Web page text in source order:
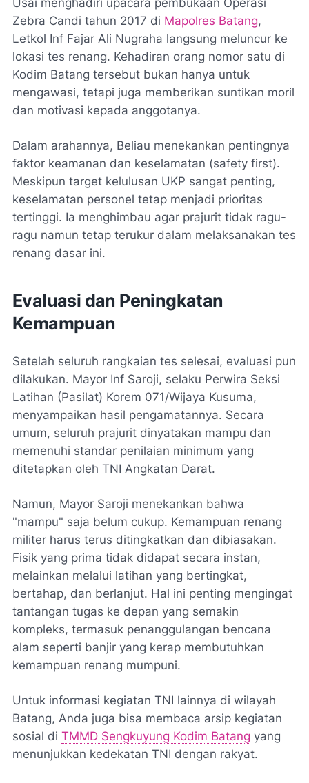
Zebra Candi tahun 2017 di Mapolres Batang,
Letkol Inf Fajar Ali Nugraha langsung meluncur ke
lokasi tes renang. Kehadiran orang nomor satu di
Kodim Batang tersebut bukan hanya untuk
mengawasi, tetapi juga memberikan suntikan moril
dan motivasi kepada anggotanya.
Dalam arahannya, Beliau menekankan pentingnya
faktor keamanan dan keselamatan (safety first).
Meskipun target kelulusan UKP sangat penting,
keselamatan personel tetap menjadi prioritas
tertinggi. Ia menghimbau agar prajurit tidak ragu-
ragu namun tetap terukur dalam melaksanakan tes
renang dasar ini.
Evaluasi dan Peningkatan
Kemampuan
Setelah seluruh rangkaian tes selesai, evaluasi pun
dilakukan. Mayor Inf Saroji, selaku Perwira Seksi
Latihan (Pasilat) Korem 071/Wijaya Kusuma,
menyampaikan hasil pengamatannya. Secara
umum, seluruh prajurit dinyatakan mampu dan
memenuhi standar penilaian minimum yang
ditetapkan oleh TNI Angkatan Darat.
Namun, Mayor Saroji menekankan bahwa
"mampu" saja belum cukup. Kemampuan renang
militer harus terus ditingkatkan dan dibiasakan.
Fisik yang prima tidak didapat secara instan,
melainkan melalui latihan yang bertingkat,
bertahap, dan berlanjut. Hal ini penting mengingat
tantangan tugas ke depan yang semakin
kompleks, termasuk penanggulangan bencana
alam seperti banjir yang kerap membutuhkan
kemampuan renang mumpuni.
Untuk informasi kegiatan TNI lainnya di wilayah
Batang, Anda juga bisa membaca arsip kegiatan
sosial di TMMD Sengkuyung Kodim Batang yang
menunjukkan kedekatan TNI dengan rakyat.